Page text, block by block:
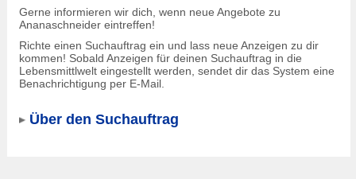
Gerne informieren wir dich, wenn neue Angebote zu
Ananaschneider eintreffen!
Richte einen Suchauftrag ein und lass neue Anzeigen zu dir
kommen! Sobald Anzeigen für deinen Suchauftrag in die
Lebensmittlwelt eingestellt werden, sendet dir das System eine
Benachrichtigung per E-Mail.
Über den Suchauftrag